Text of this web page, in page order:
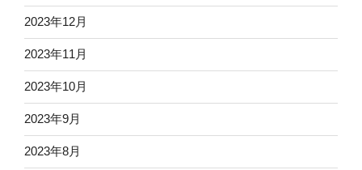
2023年12月
2023年11月
2023年10月
2023年9月
2023年8月